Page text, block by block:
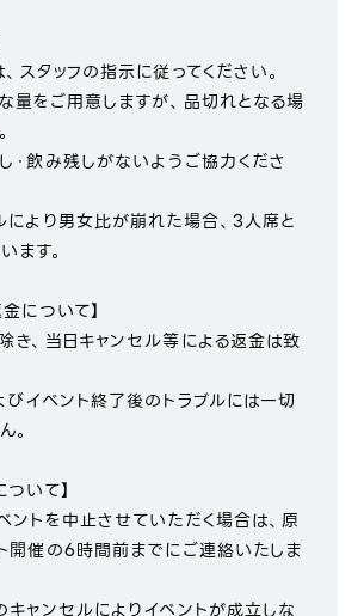
、スタッフの指示に従ってください。
量をご用意しますが、品切れとなる場
・飲み残しがないようご協力くださ
により男女比が崩れた場合、3人席と
ます。
について】
き、当日キャンセル等による返金は致
びイベント終了後のトラブルには一切
。
いて】
ントを中止させていただく場合は、原
開催の6時間前までにご連絡いたしま
キャンセルによりイベントが成立しな